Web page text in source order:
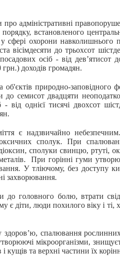
про адміністративні
встановленого
сфері охорони навколишнього
вісімдесяти до трьохсот
осіб - від дев’ятисот до
доходів громадян.
природно-заповідного
до семисот двадцяти
однієї тисячі двохсот
є надзвичайно
сполук. При
сполуки свинцю, ртуті,
При горінні гуми
У тліючому, без доступу
захворювання.
болю, втрати
є діти, люди похилого віку і
спалювання
мікроорганізми,
та верхні частини їх